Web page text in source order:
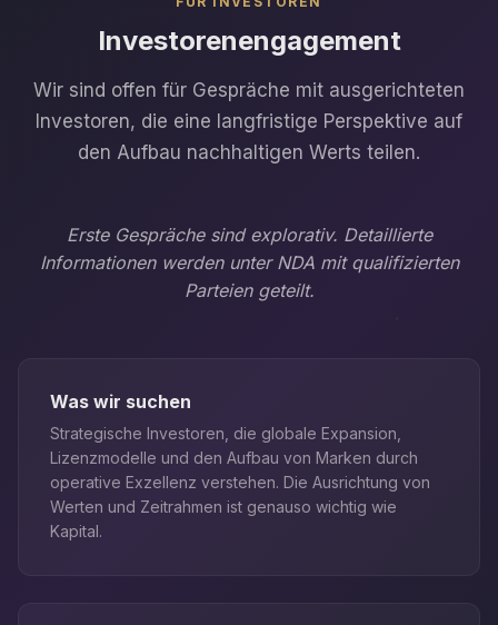
Investorenengagement
Wir sind offen für Gespräche mit ausgerichteten
Investoren, die eine langfristige Perspektive auf
den Aufbau nachhaltigen Werts teilen.
Erste Gespräche sind explorativ. Detaillierte
Informationen werden unter NDA mit qualifizierten
Parteien geteilt.
Was wir suchen
Strategische Investoren, die globale Expansion,
Lizenzmodelle und den Aufbau von Marken durch
operative Exzellenz verstehen. Die Ausrichtung von
Werten und Zeitrahmen ist genauso wichtig wie
Kapital.